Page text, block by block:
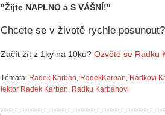
"Žijte NAPLNO a S VÁŠNÍ!"
Chcete se v životě rychle posunout?
Začít žít z 1ky na 10ku? Ozvěte se Radku
Témata: Radek Karban, RadekKarban, Radkovi
lektor Radek Karban, Radku Karbanovi